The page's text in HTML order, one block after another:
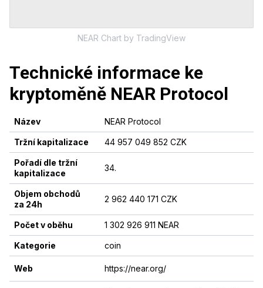
NEAR Chart by TradingView
Technické informace ke
kryptoměně NEAR Protocol
Název NEAR Protocol
Tržní kapitalizace 44 957 049 852 CZK
Pořadí dle tržní
kapitalizace
34.
Objem obchodů
za 24h
2 962 440 171 CZK
Počet v oběhu 1 302 926 911 NEAR
Kategorie coin
Web https://near.org/